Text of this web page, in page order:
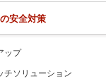
安全対策
ップ
チソリューション